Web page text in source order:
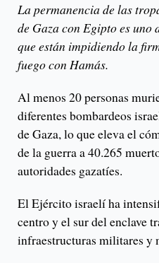
La permanencia de las
de Gaza con Egipto es
que están impidiendo la
fuego con Hamás.
Al menos 20 personas
diferentes bombardeos
de Gaza, lo que eleva el
de la guerra a 40.265
autoridades gazatíes.
El Ejército israelí ha
centro y el sur del enclave
infraestructuras militares y